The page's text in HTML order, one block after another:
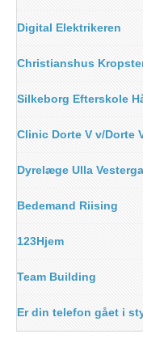
Digital Elektrikeren
Christianshus
Silkeborg Efterskole
Clinic Dorte V v/Dorte
Dyrelæge Ulla
Bedemand Riising
123Hjem
Team Building
Er din telefon gået i